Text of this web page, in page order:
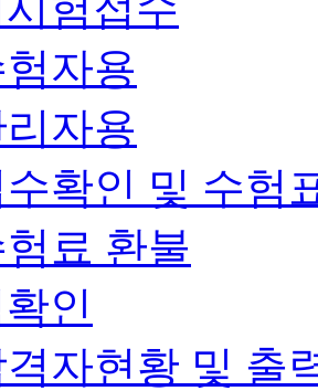
자용
자용
수확인 및 수험
료 환불
인
격자현황 및 출